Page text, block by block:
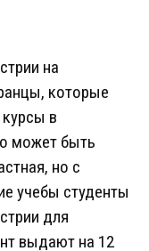
на
которые
курсы в
может быть
но с
учебы студенты
для
выдают на 12